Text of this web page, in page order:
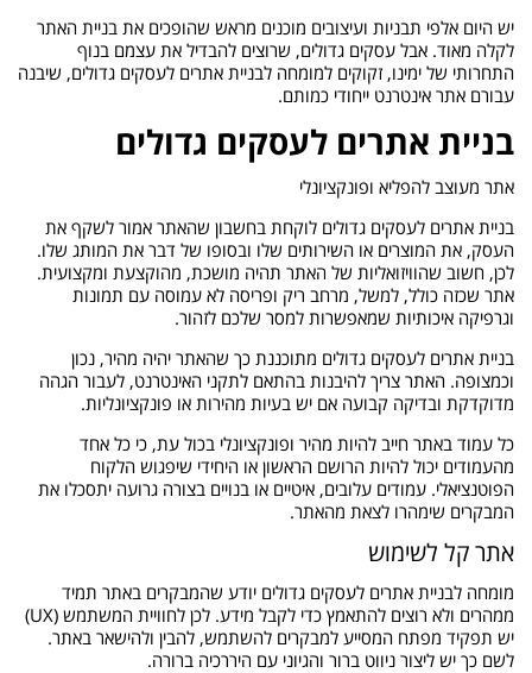
יש היום אלפי תבניות ועיצובים מוכנים מראש שהופכים את בניית האתר
לקלה מאוד. אבל עסקים גדולים, שרוצים להבדיל את עצמם בנוף
התחרותי של ימינו, זקוקים למומחה לבניית אתרים לעסקים גדולים, שיבנה
עבורם אתר אינטרנט ייחודי כמותם.
בניית אתרים לעסקים גדולים
אתר מעוצב להפליא ופונקציונלי
בניית אתרים לעסקים גדולים לוקחת בחשבון שהאתר אמור לשקף את
העסק, את המוצרים או השירותים שלו ובסופו של דבר את המותג שלו.
לכן, חשוב שהוויזואליות של האתר תהיה מושכת, מהוקצעת ומקצועית.
אתר שכזה כולל, למשל, מרחב ריק ופריסה לא עמוסה עם תמונות
וגרפיקה איכותיות שמאפשרות למסר שלכם לזהור.
בניית אתרים לעסקים גדולים מתוכננת כך שהאתר יהיה מהיר, נכון
וכמצופה. האתר צריך להיבנות בהתאם לתקני האינטרנט, לעבור הגהה
מדוקדקת ובדיקה קבועה אם יש בעיות מהירות או פונקציונליות.
כל עמוד באתר חייב להיות מהיר ופונקציונלי בכול עת, כי כל אחד
מהעמודים יכול להיות הרושם הראשון או היחידי שיפגוש הלקוח
הפוטנציאלי. עמודים עלובים, איטיים או בנויים בצורה גרועה יתסכלו את
המבקרים שימהרו לצאת מהאתר.
אתר קל לשימוש
מומחה לבניית אתרים לעסקים גדולים יודע שהמבקרים באתר תמיד
ממהרים ולא רוצים להתאמץ כדי לקבל מידע. לכן לחוויית המשתמש (UX)
יש תפקיד מפתח המסייע למבקרים להשתמש, להבין ולהישאר באתר.
לשם כך יש ליצור ניווט ברור והגיוני עם היררכיה ברורה.